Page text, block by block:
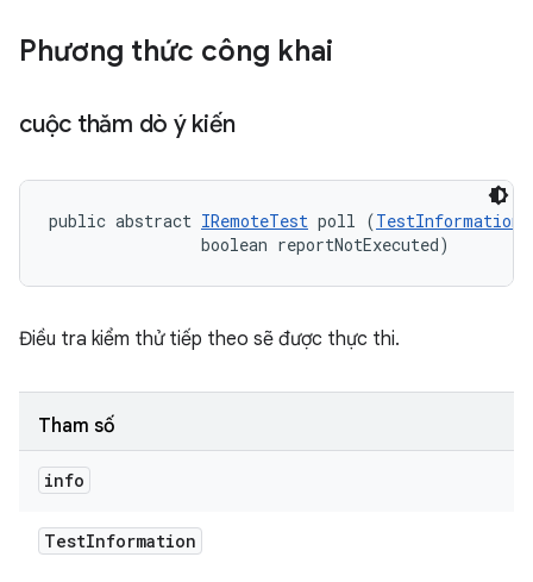
Phương thức công khai
cuộc thăm dò ý kiến
public abstract IRemoteTest poll (TestInformation
                boolean reportNotExecuted)
Điều tra kiểm thử tiếp theo sẽ được thực thi.
Tham số
info
TestInformation